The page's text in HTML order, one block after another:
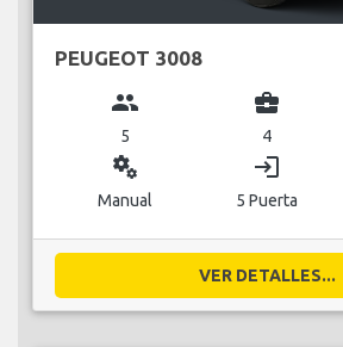
PEUGEOT 3008
group
5
business_center
4
miscellaneous_services
Manual
login
5 Puerta
VER DETALLES...